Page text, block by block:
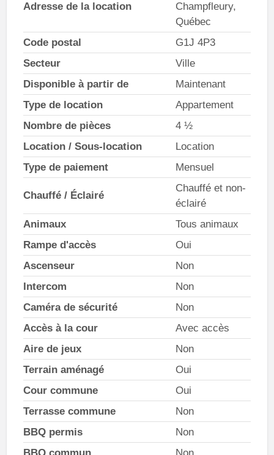
Adresse de la location
Champfleury,
Québec
Code postal
G1J 4P3
Secteur
Ville
Disponible à partir de
Maintenant
Type de location
Appartement
Nombre de pièces
4 ½
Location / Sous-location
Location
Type de paiement
Mensuel
Chauffé / Éclairé
Chauffé et non-
éclairé
Animaux
Tous animaux
Rampe d'accès
Oui
Ascenseur
Non
Intercom
Non
Caméra de sécurité
Non
Accès à la cour
Avec accès
Aire de jeux
Non
Terrain aménagé
Oui
Cour commune
Oui
Terrasse commune
Non
BBQ permis
Non